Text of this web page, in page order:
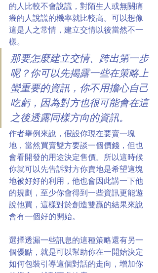
的人比較不會說謊，對陌生人或無關痛
癢的人說謊的機率就比較高。可以想像
這是人之常情，建立交情以後當然不一
樣。
那要怎麼建立交情、跨出第一步
呢？你可以先揭露一些在策略上
蠻重要的資訊，你不用擔心自己
吃虧，因為對方也很可能會在這
之後透露同樣方向的資訊。
作者舉例來說，假設你現在要賣一塊
地，當然買賣雙方要談一個價錢，但也
會看開發的用途決定售價。所以這時候
你就可以先告訴對方你賣地是希望這塊
地被好好的利用，他也會因此講一下他
的規劃，至少你會得到一些資訊更能遊
說他買，這樣對於創造雙贏的結果來說
會有一個好的開始。
選擇透漏一些訊息的這種策略還有另一
個優點，就是可以幫助你在一開始決定
如何包裝引導這個對話的走向，增加你